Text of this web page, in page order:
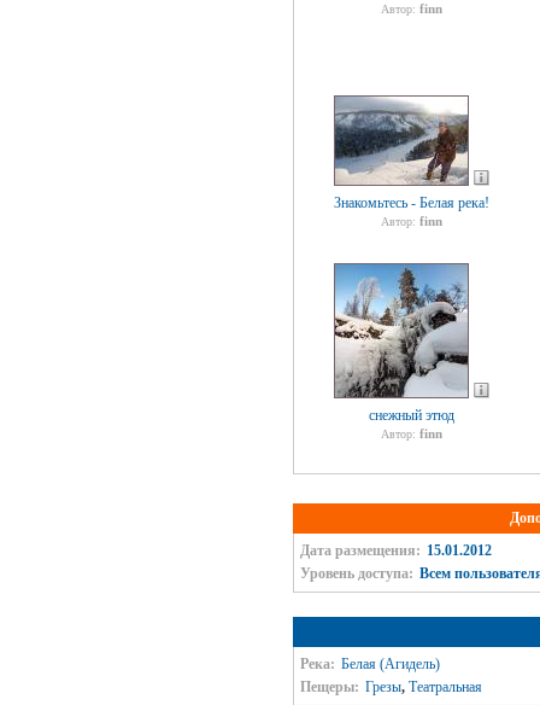
Автор: finn
Знакомьтесь - Белая река!
Автор: finn
снежный этюд
Автор: finn
Дата размещения: 15.01.2012
Уровень доступа: Всем
Река: Белая (Агидель)
Пещеры: Грезы, Театральная